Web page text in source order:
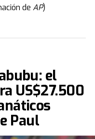
de AP)
el
US$27.500
Paul